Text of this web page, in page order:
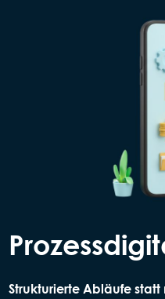
Strukturierte Abläufe